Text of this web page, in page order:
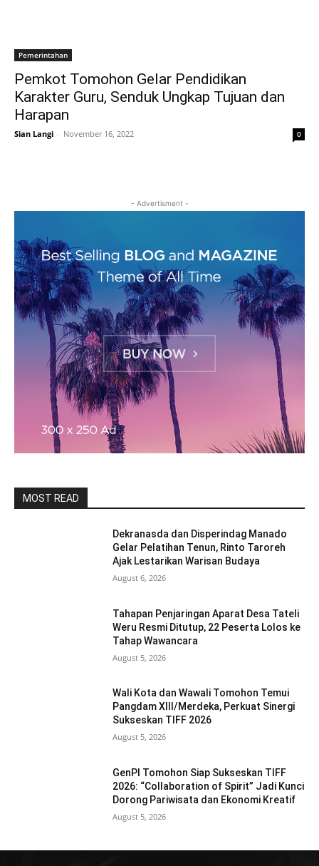
Pemerintahan
Pemkot Tomohon Gelar Pendidikan
Karakter Guru, Senduk Ungkap Tujuan dan
Harapan
Sian Langi - November 16, 2022 0
- Advertisment -
MOST READ
Dekranasda dan Disperindag Manado
Gelar Pelatihan Tenun, Rinto Taroreh
Ajak Lestarikan Warisan Budaya
August 6, 2026
Tahapan Penjaringan Aparat Desa Tateli
Weru Resmi Ditutup, 22 Peserta Lolos ke
Tahap Wawancara
August 5, 2026
Wali Kota dan Wawali Tomohon Temui
Pangdam XIII/Merdeka, Perkuat Sinergi
Sukseskan TIFF 2026
August 5, 2026
GenPI Tomohon Siap Sukseskan TIFF
2026: “Collaboration of Spirit” Jadi Kunci
Dorong Pariwisata dan Ekonomi Kreatif
August 5, 2026